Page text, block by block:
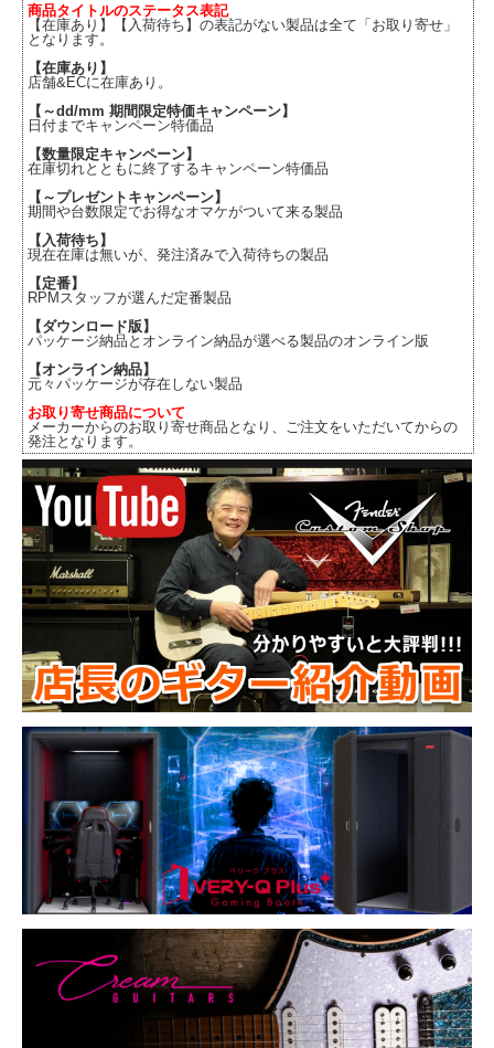
商品タイトルのステータス表記
【在庫あり】【入荷待ち】の表記がない製品は全て「お取り寄せ」
となります。
【在庫あり】
店舗&ECに在庫あり。
【～dd/mm 期間限定特価キャンペーン】
日付までキャンペーン特価品
【数量限定キャンペーン】
在庫切れとともに終了するキャンペーン特価品
【～プレゼントキャンペーン】
期間や台数限定でお得なオマケがついて来る製品
【入荷待ち】
現在在庫は無いが、発注済みで入荷待ちの製品
【定番】
RPMスタッフが選んだ定番製品
【ダウンロード版】
パッケージ納品とオンライン納品が選べる製品のオンライン版
【オンライン納品】
元々パッケージが存在しない製品
お取り寄せ商品について
メーカーからのお取り寄せ商品となり、ご注文をいただいてからの
発注となります。